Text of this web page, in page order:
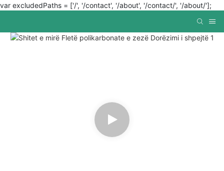
var excludedPaths = ['/', '/contact', '/about', '/contact/', '/about/'];